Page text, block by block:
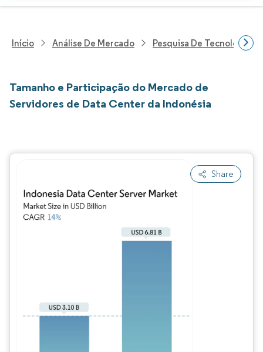
Início Análise De Mercado Pesquisa De Tecnologia,
Tamanho e Participação do Mercado de
Servidores de Data Center da Indonésia
Share